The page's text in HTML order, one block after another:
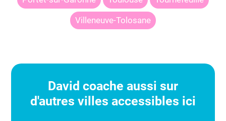
Villeneuve-Tolosane
David coache aussi sur
d'autres villes accessibles ici